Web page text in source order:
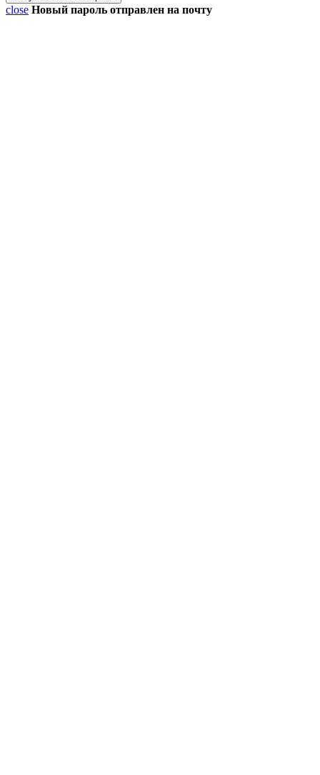
close Новый пароль отправлен на почту